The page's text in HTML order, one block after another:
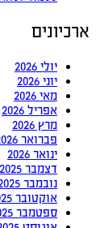
ארכיונים
יולי 2026
יוני 2026
מאי 2026
אפריל 2026
מרץ 2026
פברואר 2026
ינואר 2026
דצמבר 2025
נובמבר 2025
אוקטובר 2025
ספטמבר 2025